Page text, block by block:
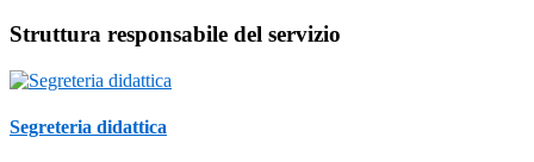
Struttura responsabile del servizio
Segreteria didattica